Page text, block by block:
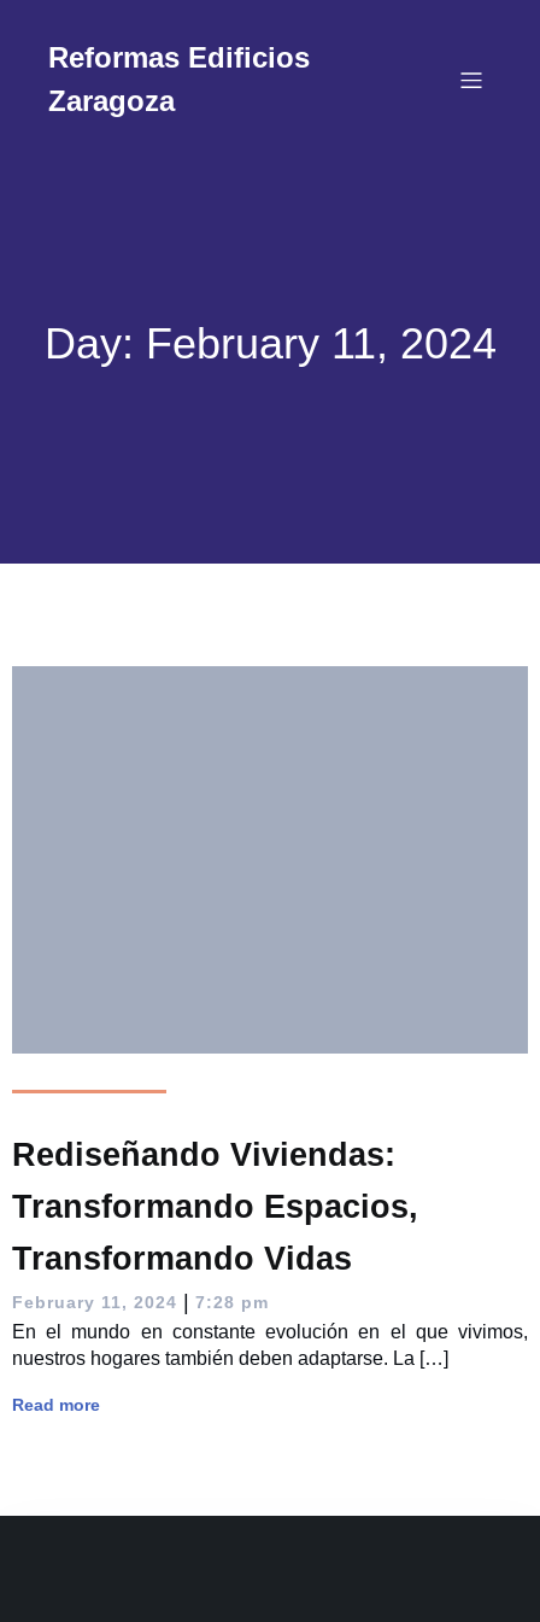
Reformas Edificios
Zaragoza
Day: February 11, 2024
Rediseñando Viviendas:
Transformando Espacios,
Transformando Vidas
February 11, 2024 7:28 pm
En el mundo en constante evolución en el que vivimos,
nuestros hogares también deben adaptarse. La […]
Read more